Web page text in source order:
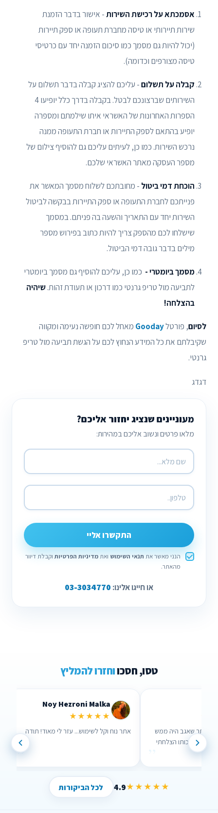
אסמכתא על רכישת השירות- אישור בדבר הזמנת
שירות תיירותי או טיסה מחברת תעופה או ספק תיירות
(יכול להיות גם מסמך כמו סיכום הזמנה יחד עם כרטיסי
טיסה מצורפים וכדומה).
קבלה על תשלום- עליכם להציג קבלה בדבר תשלום על
השירותים שברצונכם לבטל. בקבלה בדרך כלל יופיעו 4
הספרות האחרונות של האשראי איתו שילמתם ומספרה
יופיע בהתאם לספק התיירות או חברת התעופה ממנה
נרכש השירות. כמו כן, לעיתים עליכם גם להוסיף צילום של
מספר העסקה מאתר האשראי שלכם.
הוכחת דמי ביטול - מחובתכם לשלוח מסמך המאשר את
פנייתכם לחברת התעופה או ספק התיירות בבקשה לביטול
השירות יחד עם התאריך והשעה בה פניתם. במסמך
שישלחו לכם מהספק צריך להיות כתוב בפירוש מספר
מילים בדבר גובה דמי הביטול.
מסמך ביומטרי - כמו כן, עליכם להוסיף גם מסמך ביומטרי
לתביעה מול טריפ גרנטי כמו דרכון או תעודת זהות.שיהיה
בהצלחה!
לסיום, פורטלGooday מאחל לכם חופשה נעימה ומקווה
שקיבלתם את כל המידע הנחוץ לכם על הגשת תביעה מול טריפ
גרנטי.
דגדג
מעוניינים שנציג יחזור אליכם?
מלאו פרטים ונשוב אליכם במהירות:
התקשרו אליי
הנני מאשר את תנאי השימוש ואתמדיניות הפרטיות וקבלת דיוור
מהאתר.
או חייגו אלינו: 03-3034770
טסו, חסכווחזרו להמליץ
Noy Hezroni Malka
★★★★★
אתר נוח וקל לשימוש... עזר לי מאוד! תודה
”
האתר שאגב היה ממש
לי , בזכותו הצלחתי
★★★★★
4.9 לכל הביקורות